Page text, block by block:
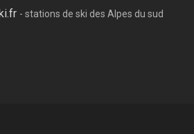
- stations de ski des Alpes du sud